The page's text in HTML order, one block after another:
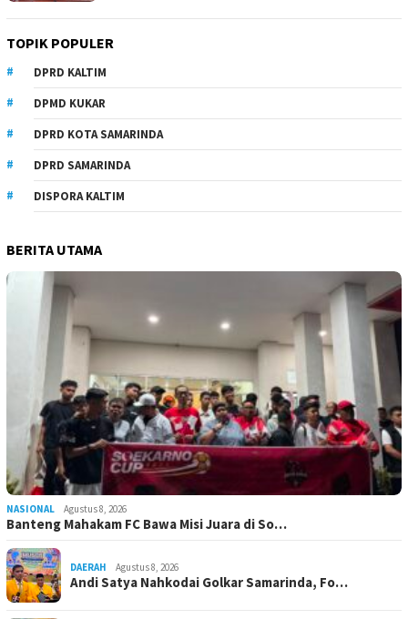
TOPIK POPULER
DPRD KALTIM
DPMD KUKAR
DPRD KOTA SAMARINDA
DPRD SAMARINDA
DISPORA KALTIM
BERITA UTAMA
NASIONAL Agustus 8, 2026
Banteng Mahakam FC Bawa Misi Juara di So…
DAERAH Agustus 8, 2026
Andi Satya Nahkodai Golkar Samarinda, Fo…